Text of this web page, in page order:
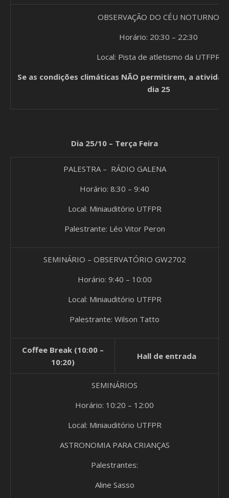
OBSERVAÇÃO DO CÉU NOTURNO
Horário: 20:30 – 22:30
Local: Pista de atletismo da UTFPR
Se as condições climáticas NÃO permitirem, a
dia 25
Dia 25/10 – Terça Feira
PALESTRA – RÁDIO GALENA
Horário: 8:30 – 9:40
Local: Miniauditório UTFPR
Palestrante: Léo Vitor Peron
SEMINÁRIO – OBSERVATÓRIO GW2702
Horário: 9:40 – 10:00
Local: Miniauditório UTFPR
Palestrante: Wilson Tatto
Coffee Break (10:00 –
10:20)
Hall de entrada
SEMINÁRIOS
Horário: 10:20 – 12:00
Local: Miniauditório UTFPR
ASTRONOMIA PARA CRIANÇAS
Palestrantes:
Aline Sasso